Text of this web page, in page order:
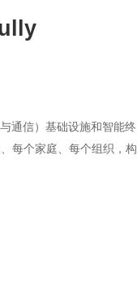
通信）基础设施和智能终
每个家庭、每个组织，构